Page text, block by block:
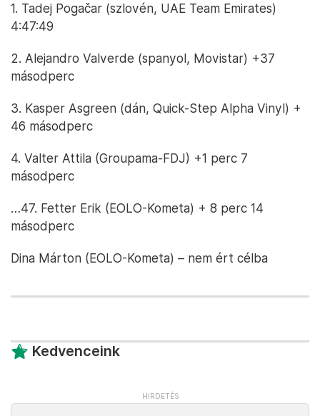
1. Tadej Pogačar (szlovén, UAE Team Emirates)
4:47:49
2. Alejandro Valverde (spanyol, Movistar) +37
másodperc
3. Kasper Asgreen (dán, Quick-Step Alpha Vinyl) +
46 másodperc
4. Valter Attila (Groupama-FDJ) +1 perc 7
másodperc
…47. Fetter Erik (EOLO-Kometa) + 8 perc 14
másodperc
Dina Márton (EOLO-Kometa) – nem ért célba
Kedvenceink